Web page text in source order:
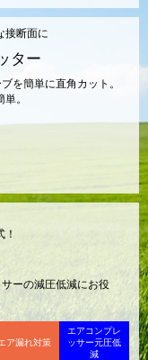
接断面に
ター
を簡単に直角カット。
。
ーの減圧低減にお役
ア漏れ対策
エアコンプレ
ッサー元圧低
減